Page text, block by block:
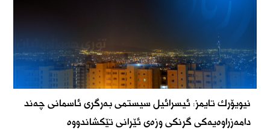
نیویۆرك تایمز: ئیسرائیل سیستمی بەرگری ئاسمانی چەند
دامەزراوەیەكی گرنكی وزەی ئێرانی تێكشاندووە